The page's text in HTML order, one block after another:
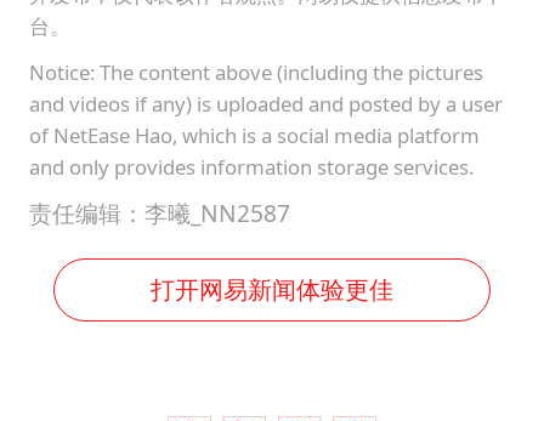
台。
Notice: The content above (including the pictures
and videos if any) is uploaded and posted by a user
of NetEase Hao, which is a social media platform
and only provides information storage services.
责任编辑：李曦_NN2587
打开网易新闻体验更佳